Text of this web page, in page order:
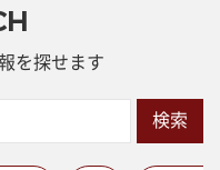
を探せます
検索